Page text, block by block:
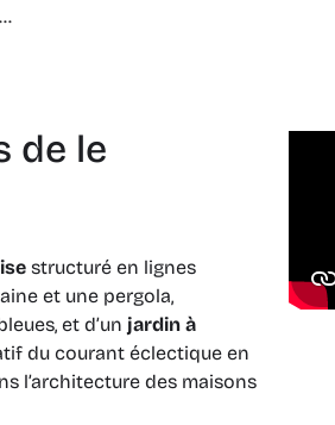
de le
structuré en lignes
et une pergola,
et d’un jardin à
du courant éclectique en
l’architecture des maisons